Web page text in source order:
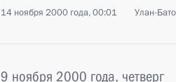
14 ноября 2000 года, 00:01 Улан-
9 ноября 2000 года, четверг